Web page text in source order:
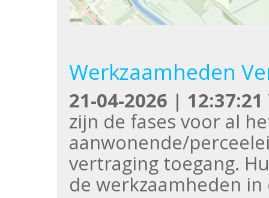
Werkzaamheden
21-04-2026 | 12:37:21
zijn de fases voor al
aanwonende/
vertraging toegang.
de werkzaamheden in